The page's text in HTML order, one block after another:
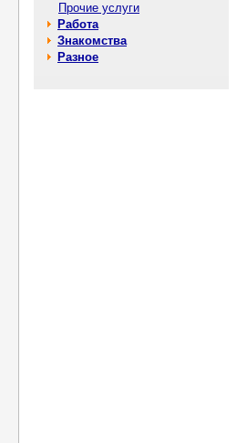
Прочие услуги
Работа
Знакомства
Разное